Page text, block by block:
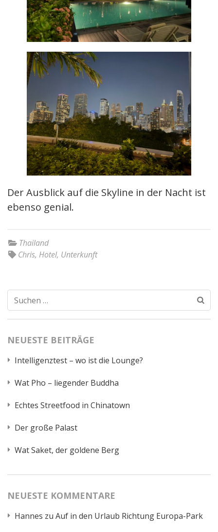
Der Ausblick auf die Skyline in der Nacht ist
ebenso genial.
Thailand
Chris, Hotel, Unterkunft
Suchen
nach:
NEUESTE BEITRÄGE
Intelligenztest – wo ist die Lounge?
Wat Pho – liegender Buddha
Echtes Streetfood in Chinatown
Der große Palast
Wat Saket, der goldene Berg
NEUESTE KOMMENTARE
Hannes zu Auf in den Urlaub Richtung Europa-Park